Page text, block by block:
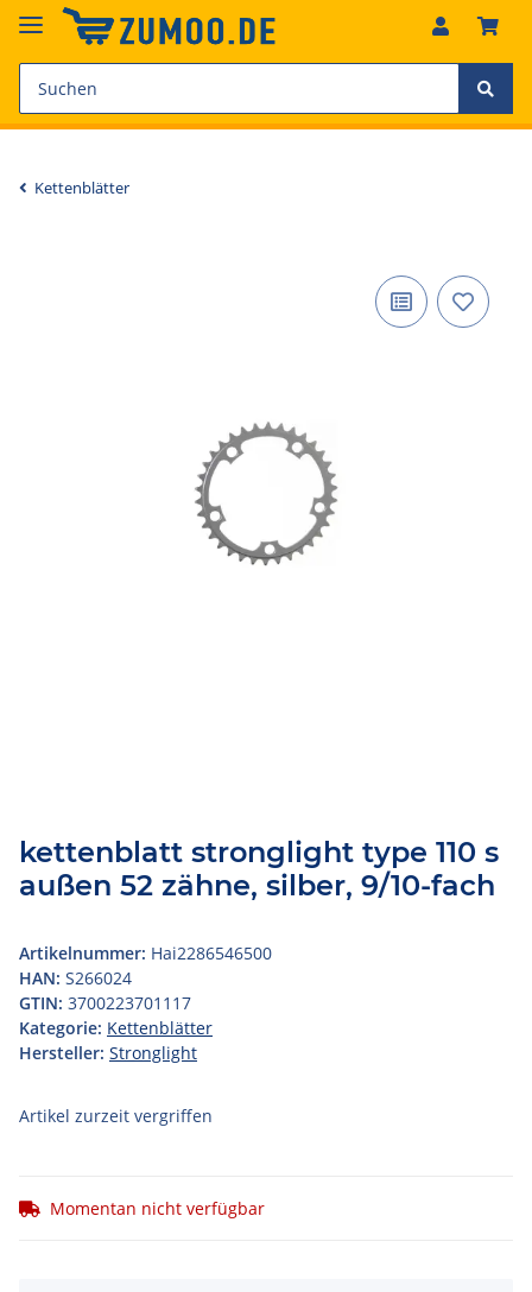
Kettenblätter
kettenblatt stronglight type 110 s
außen 52 zähne, silber, 9/10-fach
Artikelnummer: Hai2286546500
HAN: S266024
GTIN: 3700223701117
Kategorie: Kettenblätter
Hersteller: Stronglight
Artikel zurzeit vergriffen
Momentan nicht verfügbar